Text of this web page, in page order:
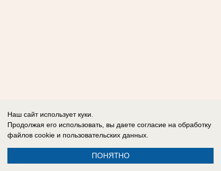
Наш сайт использует куки.
Продолжая его использовать, вы даете согласие на обработку
файлов cookie и пользовательских данных.
ПОНЯТНО